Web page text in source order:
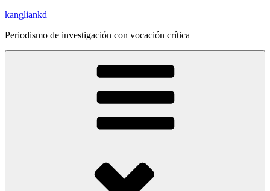
Saltar
contenido
kangliankd
Periodismo de investigación con vocación crítica